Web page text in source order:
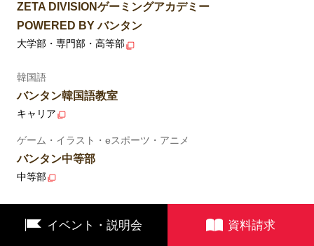
イベント・説明会 資料請求
ZETA DIVISIONゲーミングアカデミー
POWERED BY バンタン
大学部・専門部・高等部
韓国語
バンタン韓国語教室
キャリア
ゲーム・イラスト・eスポーツ・アニメ
バンタン中等部
中等部